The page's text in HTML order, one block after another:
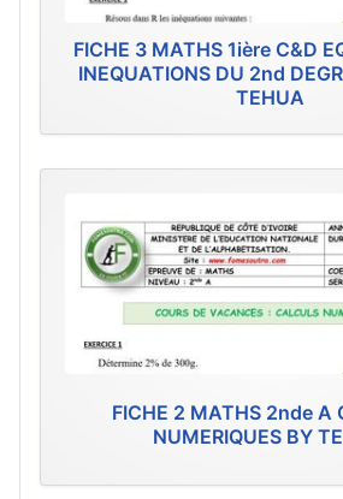
FICHE 3 MATHS 1ière C&D
INEQUATIONS DU 2nd
TEHUA
FICHE 2 MATHS 2nde A
NUMERIQUES BY